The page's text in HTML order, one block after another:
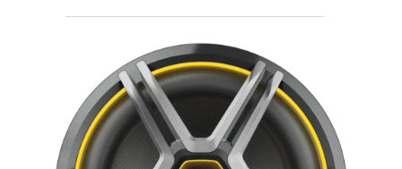
3MK
KARTY PODARUNKOWE